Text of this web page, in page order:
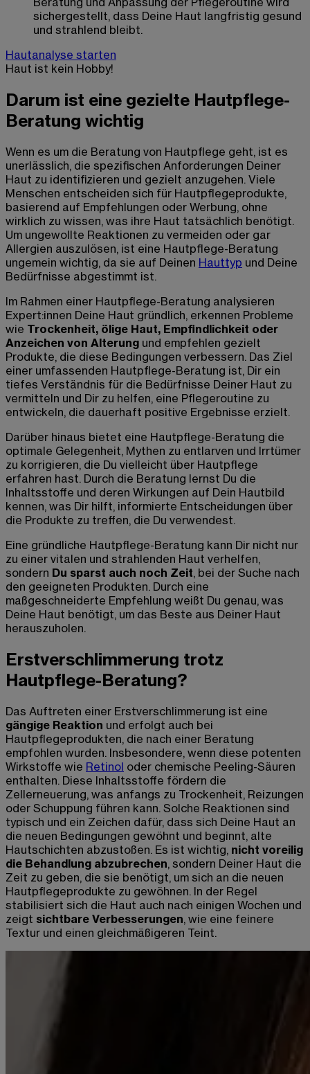
sichergestellt, dass Deine Haut langfristig gesund
und strahlend bleibt.
Hautanalyse starten
Haut ist kein Hobby!
Darum ist eine gezielte Hautpflege-
Beratung wichtig
Wenn es um die Beratung von Hautpflege geht, ist es
unerlässlich, die spezifischen Anforderungen Deiner
Haut zu identifizieren und gezielt anzugehen. Viele
Menschen entscheiden sich für Hautpflegeprodukte,
basierend auf Empfehlungen oder Werbung, ohne
wirklich zu wissen, was ihre Haut tatsächlich benötigt.
Um ungewollte Reaktionen zu vermeiden oder gar
Allergien auszulösen, ist eine Hautpflege-Beratung
ungemein wichtig, da sie auf Deinen Hauttyp und Deine
Bedürfnisse abgestimmt ist.
Im Rahmen einer Hautpflege-Beratung analysieren
Expert:innen Deine Haut gründlich, erkennen Probleme
wie Trockenheit, ölige Haut, Empfindlichkeit oder
Anzeichen von Alterung und empfehlen gezielt
Produkte, die diese Bedingungen verbessern. Das Ziel
einer umfassenden Hautpflege-Beratung ist, Dir ein
tiefes Verständnis für die Bedürfnisse Deiner Haut zu
vermitteln und Dir zu helfen, eine Pflegeroutine zu
entwickeln, die dauerhaft positive Ergebnisse erzielt.
Darüber hinaus bietet eine Hautpflege-Beratung die
optimale Gelegenheit, Mythen zu entlarven und Irrtümer
zu korrigieren, die Du vielleicht über Hautpflege
erfahren hast. Durch die Beratung lernst Du die
Inhaltsstoffe und deren Wirkungen auf Dein Hautbild
kennen, was Dir hilft, informierte Entscheidungen über
die Produkte zu treffen, die Du verwendest.
Eine gründliche Hautpflege-Beratung kann Dir nicht nur
zu einer vitalen und strahlenden Haut verhelfen,
sondern Du sparst auch noch Zeit, bei der Suche nach
den geeigneten Produkten. Durch eine
maßgeschneiderte Empfehlung weißt Du genau, was
Deine Haut benötigt, um das Beste aus Deiner Haut
herauszuholen.
Erstverschlimmerung trotz
Hautpflege-Beratung?
Das Auftreten einer Erstverschlimmerung ist eine
gängige Reaktion und erfolgt auch bei
Hautpflegeprodukten, die nach einer Beratung
empfohlen wurden. Insbesondere, wenn diese potenten
Wirkstoffe wie Retinol oder chemische Peeling-Säuren
enthalten. Diese Inhaltsstoffe fördern die
Zellerneuerung, was anfangs zu Trockenheit, Reizungen
oder Schuppung führen kann. Solche Reaktionen sind
typisch und ein Zeichen dafür, dass sich Deine Haut an
die neuen Bedingungen gewöhnt und beginnt, alte
Hautschichten abzustoßen. Es ist wichtig, nicht voreilig
die Behandlung abzubrechen, sondern Deiner Haut die
Zeit zu geben, die sie benötigt, um sich an die neuen
Hautpflegeprodukte zu gewöhnen. In der Regel
stabilisiert sich die Haut auch nach einigen Wochen und
zeigt sichtbare Verbesserungen, wie eine feinere
Textur und einen gleichmäßigeren Teint.